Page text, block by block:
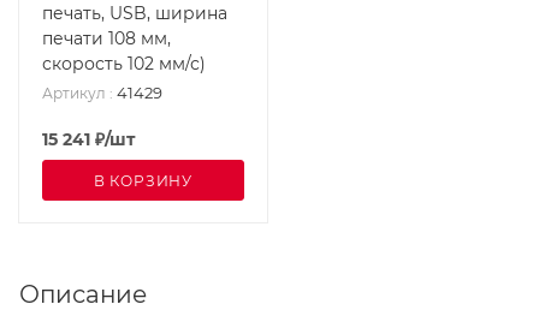
печать, USB, ширина
печати 108 мм,
скорость 102 мм/с)
Артикул : 41429
15 241 ₽/шт
В КОРЗИНУ
Описание